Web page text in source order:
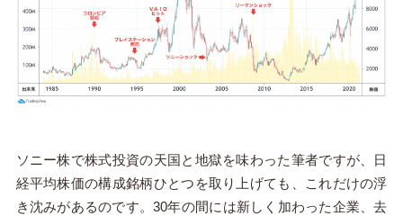
ソニー株で株式投資の天国と地獄を味わった筆者ですが、日
経平均株価の構成銘柄ひとつを取り上げても、これだけの浮
き沈みがあるのです。30年の間には新しく加わった企業、去